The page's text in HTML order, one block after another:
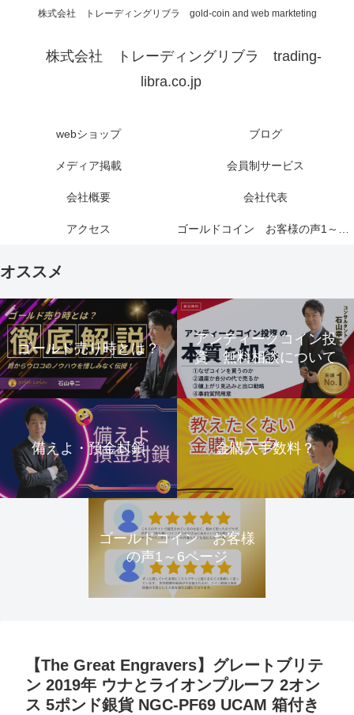
株式会社 トレーディングリブラ gold-coin and web markteting
株式会社 トレーディングリブラ trading-
libra.co.jp
webショップ ブログ
メディア掲載 会員制サービス
会社概要 会社代表
アクセス ゴールドコイン お客様の声1～6ページ
オススメ
ゴールド売り時とは？
アンティークコイン投
資 無料相談について
備えよ・預金封鎖 金購入手数料？
ゴールドコイン お客様
の声1～6ページ
【The Great Engravers】グレートブリテ
ン 2019年 ウナとライオンプルーフ 2オン
ス 5ポンド銀貨 NGC-PF69 UCAM 箱付き